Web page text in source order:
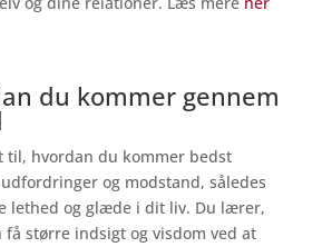
du kommer gennem
til, hvordan du kommer bedst
og modstand, således
lethed og glæde i dit liv. Du lærer,
få større indsigt og visdom ved at